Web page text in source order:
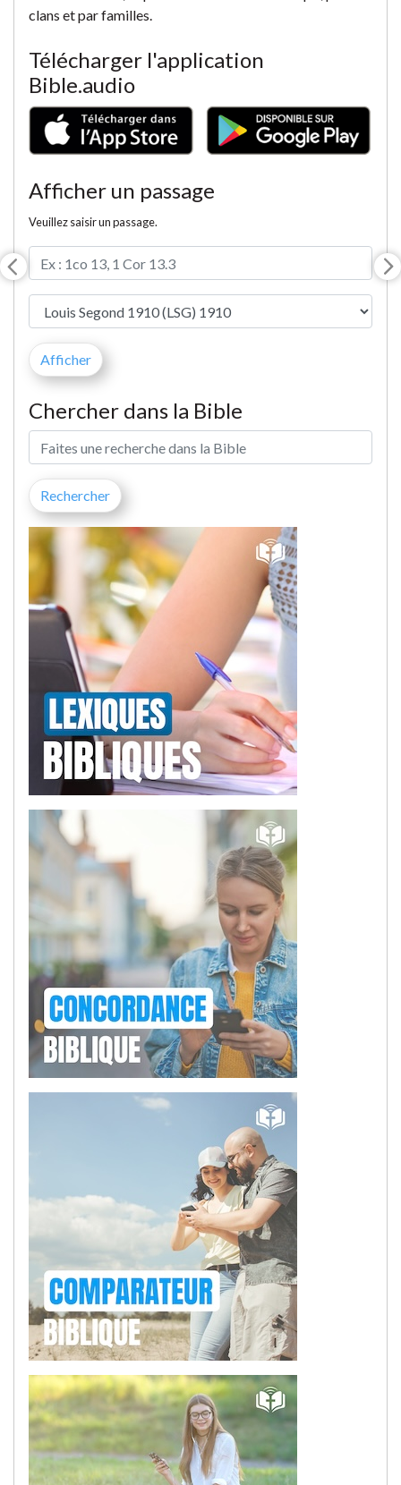
clans et par familles.
Télécharger l'application
Bible.audio
Afficher un passage
Veuillez saisir un passage.
Chercher dans la Bible